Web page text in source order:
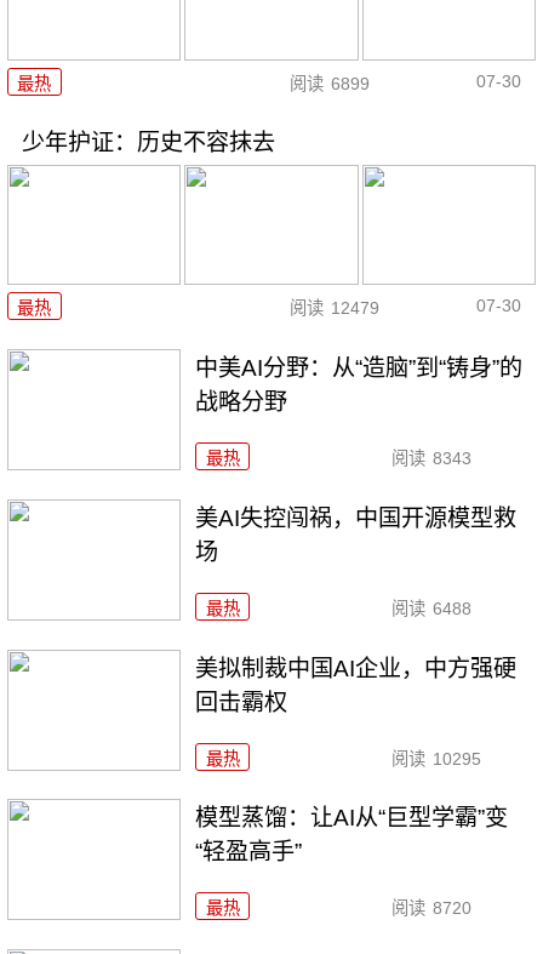
最热 阅读 6899 07-30
少年护证：历史不容抹去
最热 阅读 12479 07-30
中美AI分野：从“造脑”到“铸身”的
战略分野
最热 阅读 8343
美AI失控闯祸，中国开源模型救
场
最热 阅读 6488
美拟制裁中国AI企业，中方强硬
回击霸权
最热 阅读 10295
模型蒸馏：让AI从“巨型学霸”变
“轻盈高手”
最热 阅读 8720